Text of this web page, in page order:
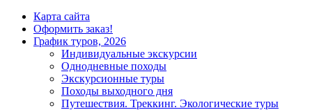
Карта сайта
Оформить заказ!
График туров, 2026
Индивидуальные экскурсии
Однодневные походы
Экскурсионные туры
Походы выходного дня
Путешествия. Треккинг. Экологические туры